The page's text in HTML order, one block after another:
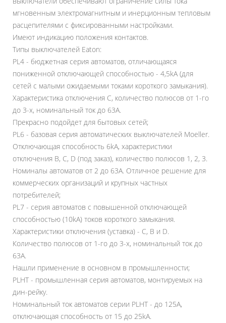
мгновенным электромагнитным и инерционным тепловым
расцепителями с фиксированными настройками.
Имеют индикацию положения контактов.
Типы выключателей Eaton:
PL4 - бюджетная серия автоматов, отличающаяся
пониженной отключающей способностью - 4,5kA (для
сетей с малыми ожидаемыми токами короткого замыкания).
Характеристика отключения С, количество полюсов от 1-го
до 3-х, номинальный ток до 63A.
Прекрасно подойдет для бытовых сетей;
PL6 - базовая серия автоматических выключателей Moeller.
Отключающая способность 6kA, характеристики
отключения B, C, D (под заказ), количество полюсов 1, 2, 3.
Номиналы автоматов от 2 до 63A. Отличное решение для
коммерческих организаций и крупных частных
потребителей;
PL7 - серия автоматов с повышенной отключающей
способностью (10kA) токов короткого замыкания.
Характеристики отключения (уставка) - C, B и D.
Количество полюсов от 1-го до 3-х, номинальный ток до
63A.
Нашли применение в основном в промышленности;
PLHT - промышленная серия автоматов, монтируемых на
дин-рейку.
Номинальный ток автоматов серии PLHT - до 125A,
отключающая способность от 15 до 25kA.